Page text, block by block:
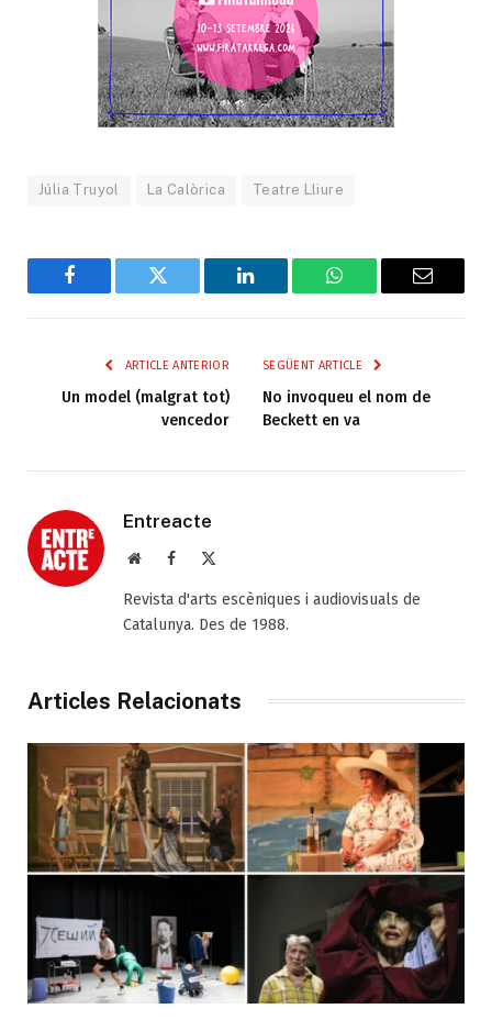
Júlia Truyol La Calòrica Teatre Lliure
Facebook Twitter LinkedIn WhatsAppEmail
ARTICLE ANTERIOR
Un model (malgrat tot)
vencedor
SEGÜENT ARTICLE
No invoqueu el nom de
Beckett en va
Entreacte
Web Facebook
Revista d'arts escèniques i audiovisuals de
Catalunya. Des de 1988.
Articles Relacionats